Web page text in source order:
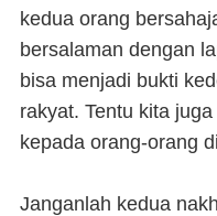
kedua orang
bersalaman dengan
bisa menjadi bukti
rakyat. Tentu kita
kepada orang-orang
Janganlah kedua